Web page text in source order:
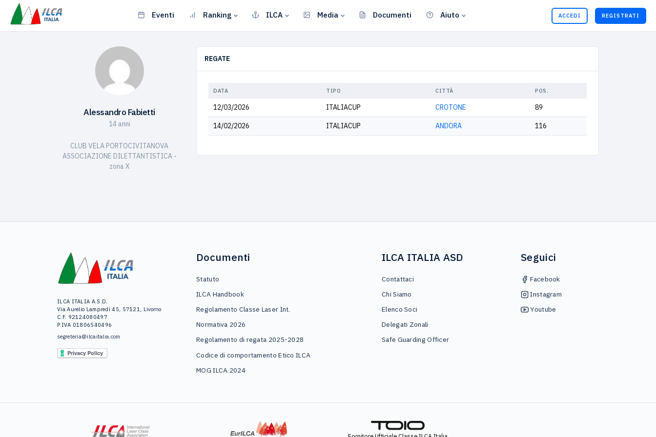
Eventi Ranking ILCA Media Documenti Aiuto ACCEDI REGISTRATI
Alessandro Fabietti
14 anni
CLUB VELA PORTOCIVITANOVA
ASSOCIAZIONE DILETTANTISTICA -
zona X
REGATE
DATA TIPO CITTÀ POS.
12/03/2026 ITALIACUP CROTONE 89
14/02/2026 ITALIACUP ANDORA 116
ILCA ITALIA A.S.D.
Via Aurelio Lampredi 45, 57121, Livorno
C.F. 92124080497
P.IVA 01806540496
segreteria@ilcaitalia.com
Documenti
Statuto
ILCA Handbook
Regolamento Classe Laser Int.
Normativa 2026
Regolamento di regata 2025-2028
Codice di comportamento Etico ILCA
MOG ILCA 2024
ILCA ITALIA ASD
Contattaci
Chi Siamo
Elenco Soci
Delegati Zonali
Safe Guarding Officer
Seguici
Facebook
Instagram
Youtube